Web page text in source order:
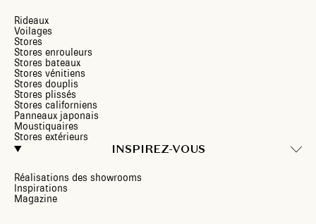
Rideaux
Voilages
Stores
Stores enrouleurs
Stores bateaux
Stores vénitiens
Stores douplis
Stores plissés
Stores californiens
Panneaux japonais
Moustiquaires
Stores extérieurs
INSPIREZ-VOUS
Réalisations des showrooms
Inspirations
Magazine